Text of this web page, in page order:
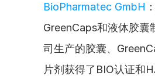
BioPharmatec GmbH
GreenCaps和液体胶囊
司生产的胶囊、
片剂获得了BIO认证和